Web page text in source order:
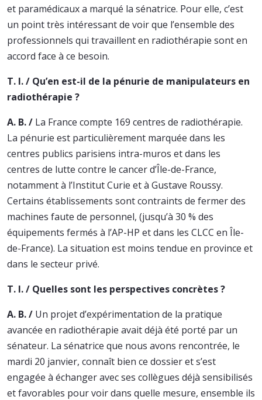
et paramédicaux a marqué la sénatrice. Pour elle, c’est
un point très intéressant de voir que l’ensemble des
professionnels qui travaillent en radiothérapie sont en
accord face à ce besoin.
T. I. / Qu’en est-il de la pénurie de manipulateurs en
radiothérapie ?
A. B. / La France compte 169 centres de radiothérapie.
La pénurie est particulièrement marquée dans les
centres publics parisiens intra-muros et dans les
centres de lutte contre le cancer d’Île-de-France,
notamment à l’Institut Curie et à Gustave Roussy.
Certains établissements sont contraints de fermer des
machines faute de personnel, (jusqu’à 30 % des
équipements fermés à l’AP-HP et dans les CLCC en Île-
de-France). La situation est moins tendue en province et
dans le secteur privé.
T. I. / Quelles sont les perspectives concrètes ?
A. B. / Un projet d’expérimentation de la pratique
avancée en radiothérapie avait déjà été porté par un
sénateur. La sénatrice que nous avons rencontrée, le
mardi 20 janvier, connaît bien ce dossier et s’est
engagée à échanger avec ses collègues déjà sensibilisés
et favorables pour voir dans quelle mesure, ensemble ils